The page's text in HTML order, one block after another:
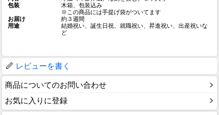
包装
木箱、包装込み
※この商品には手提げ袋がついてます
お届け
約３週間
用途
結婚祝い、誕生日祝、就職祝い、昇進祝い、出産祝いな
ど
レビューを書く
商品についてのお問い合わせ
お気に入りに登録